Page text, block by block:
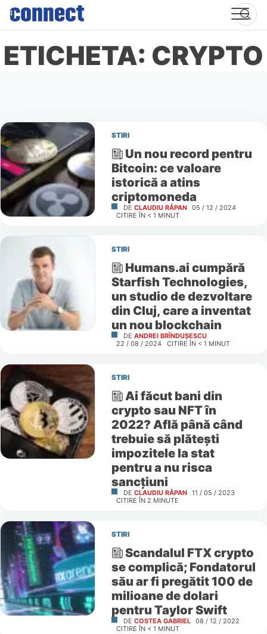
Skip
content
ETICHETA: CRYPTO
STIRI
Un nou record pentru
Bitcoin: ce valoare
istorică a atins
criptomoneda
DE CLAUDIU RÂPAN 05 / 12 / 2024
CITIRE ÎN < 1 MINUT
STIRI
Humans.ai cumpără
Starfish Technologies,
un studio de dezvoltare
din Cluj, care a inventat
un nou blockchain
DE ANDREI BRÎNDUȘESCU
22 / 08 / 2024
CITIRE ÎN < 1 MINUT
STIRI
Ai făcut bani din
crypto sau NFT în
2022? Află până când
trebuie să plătești
impozitele la stat
pentru a nu risca
sancțiuni
DE CLAUDIU RÂPAN 11 / 05 / 2023
CITIRE ÎN 2 MINUTE
STIRI
Scandalul FTX crypto
se complică; Fondatorul
său ar fi pregătit 100 de
milioane de dolari
pentru Taylor Swift
DE COSTEA GABRIEL 08 / 12 / 2022
CITIRE ÎN < 1 MINUT